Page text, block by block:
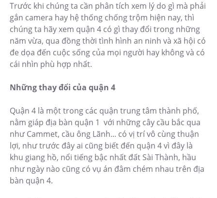
Trước khi chúng ta cần phân tích xem lý do gì mà phải
gắn camera hay hệ thống chống trộm hiện nay, thì
chúng ta hãy xem quận 4 có gì thay đổi trong những
năm vừa, qua đồng thời tình hình an ninh và xã hội có
đe dọa đến cuộc sống của mọi người hay không và có
cái nhìn phù hợp nhất.
Những thay đổi của quận 4
Quận 4 là một trong các quận trung tâm thành phố,
nằm giáp địa bàn quận 1 với những cây cầu bắc qua
như Cammet, cầu ông Lãnh... có vị trí vô cùng thuận
lợi, như trước đây ai cũng biết đến quận 4 vì đây là
khu giang hồ, nổi tiếng bậc nhất đất Sài Thành, hầu
như ngày nào cũng có vụ án đâm chém nhau trên địa
bàn quận 4.